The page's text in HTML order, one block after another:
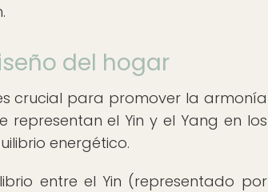
del hogar
crucial para promover la armonía
representan el Yin y el Yang en los
energético.
entre el Yin (representado por